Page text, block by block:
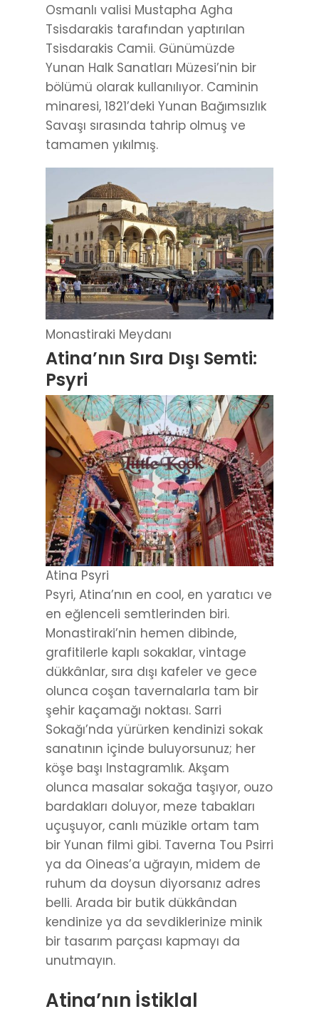
Osmanlı valisi Mustapha Agha
Tsisdarakis tarafından yaptırılan
Tsisdarakis Camii. Günümüzde
Yunan Halk Sanatları Müzesi’nin bir
bölümü olarak kullanılıyor. Caminin
minaresi, 1821’deki Yunan Bağımsızlık
Savaşı sırasında tahrip olmuş ve
tamamen yıkılmış.
Monastiraki Meydanı
Atina’nın Sıra Dışı Semti:
Psyri
Atina Psyri
Psyri, Atina’nın en cool, en yaratıcı ve
en eğlenceli semtlerinden biri.
Monastiraki’nin hemen dibinde,
grafitilerle kaplı sokaklar, vintage
dükkânlar, sıra dışı kafeler ve gece
olunca coşan tavernalarla tam bir
şehir kaçamağı noktası. Sarri
Sokağı’nda yürürken kendinizi sokak
sanatının içinde buluyorsunuz; her
köşe başı Instagramlık. Akşam
olunca masalar sokağa taşıyor, ouzo
bardakları doluyor, meze tabakları
uçuşuyor, canlı müzikle ortam tam
bir Yunan filmi gibi. Taverna Tou Psirri
ya da Oineas’a uğrayın, midem de
ruhum da doysun diyorsanız adres
belli. Arada bir butik dükkândan
kendinize ya da sevdiklerinize minik
bir tasarım parçası kapmayı da
unutmayın.
Atina’nın İstiklal